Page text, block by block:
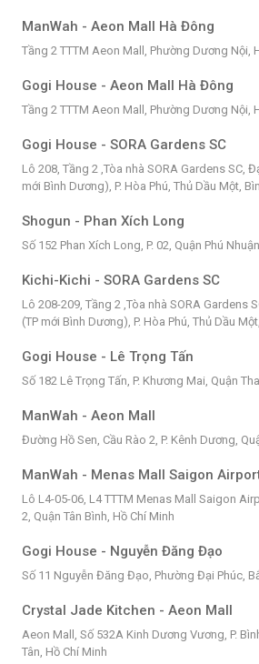
ManWah - Aeon Mall Hà Đông
Tầng 2 TTTM Aeon Mall, Phường Dương Nội,
Gogi House - Aeon Mall Hà Đông
Tầng 2 TTTM Aeon Mall, Phường Dương Nội,
Gogi House - SORA Gardens SC
Lô 208, Tầng 2 ,Tòa nhà SORA Gardens SC,
mới Bình Dương), P. Hòa Phú, Thủ Dầu Một,
Shogun - Phan Xích Long
Số 152 Phan Xích Long, P. 02, Quận Phú
Kichi-Kichi - SORA Gardens SC
Lô 208-209, Tầng 2 ,Tòa nhà SORA Gardens
(TP mới Bình Dương), P. Hòa Phú, Thủ Dầu
Gogi House - Lê Trọng Tấn
Số 182 Lê Trọng Tấn, P. Khương Mai, Quận
ManWah - Aeon Mall
Đường Hồ Sen, Cầu Rào 2, P. Kênh Dương,
ManWah - Menas Mall Saigon
Lô L4-05-06, L4 TTTM Menas Mall Saigon
2, Quận Tân Bình, Hồ Chí Minh
Gogi House - Nguyễn Đăng Đạo
Số 11 Nguyễn Đăng Đạo, Phường Đại Phúc,
Crystal Jade Kitchen - Aeon Mall
Aeon Mall, Số 532A Kinh Dương Vương, P.
Tân, Hồ Chí Minh